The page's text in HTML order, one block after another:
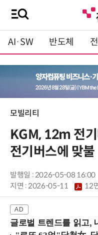
AI·SW 반도체
모빌리티
KGM, 12m 전
전기버스에 맞불
발행일 : 2026-05-08 16:00
지면 :2026-05-11 12
글로벌 트렌드를 읽고, 내 역할을 가